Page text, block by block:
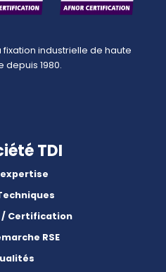
industrielle de haute
depuis 1980.
TDI
/ Certification
RSE